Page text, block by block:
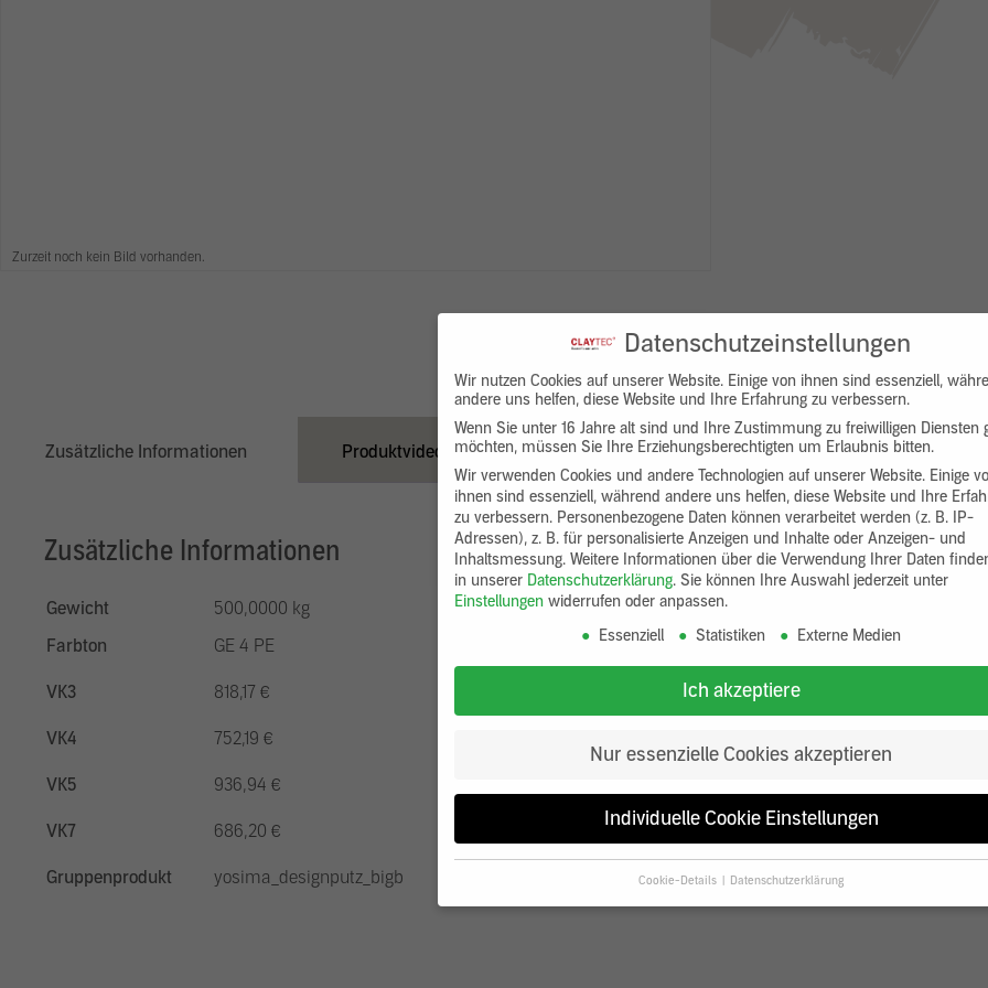
Zurzeit noch kein Bild vorhanden.
Zusätzliche Informationen Produktvideo Downloads Produktbeschreibung
Zusätzliche Informationen
Gewicht
500,0000 kg
Farbton
GE 4 PE
VK3 818,17 €
VK4 752,19 €
VK5 936,94 €
VK7 686,20 €
Gruppenprodukt yosima_designputz_bigb
Datenschutzeinstellungen
Wir nutzen Cookies auf unserer Website. Einige von ihnen sind essenziell,
andere uns helfen, diese Website und Ihre Erfahrung zu verbessern.
Wenn Sie unter 16 Jahre alt sind und Ihre Zustimmung zu freiwilligen Diensten
möchten, müssen Sie Ihre Erziehungsberechtigten um Erlaubnis bitten.
Wir verwenden Cookies und andere Technologien auf unserer Website. Einige
ihnen sind essenziell, während andere uns helfen, diese Website und Ihre
zu verbessern. Personenbezogene Daten können verarbeitet werden (z. B. IP-
Adressen), z. B. für personalisierte Anzeigen und Inhalte oder Anzeigen- und
Inhaltsmessung. Weitere Informationen über die Verwendung Ihrer Daten
in unserer Datenschutzerklärung. Sie können Ihre Auswahl jederzeit unter
Einstellungen widerrufen oder anpassen.
Essenziell
Statistiken Externe Medien
Ich akzeptiere
Nur essenzielle Cookies akzeptieren
Individuelle Cookie Einstellungen
Cookie-Details Datenschutzerklärung
Datenschutzeinstellungen